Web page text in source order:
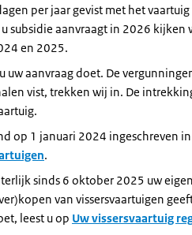
per jaar gevist met het
subsidie aanvraagt in 2026 kijken
en 2025.
uw aanvraag doet. De
vist, trekken wij in. De
op 1 januari 2024 ingeschreven
.
sinds 6 oktober 2025 uw
van vissersvaartuigen
leest u op Uw vissersvaartuig